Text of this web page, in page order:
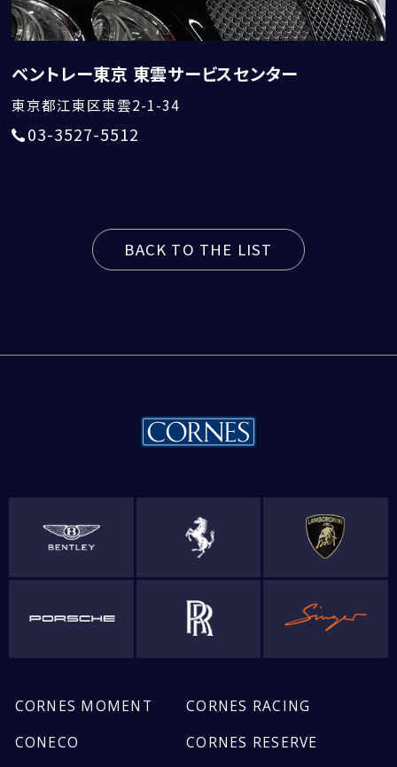
ベントレー東京 東雲サービスセンター
東京都江東区東雲2-1-34
03-3527-5512
BACK TO THE LIST
CORNES MOMENT
CORNES RACING
CONECO
CORNES RESERVE